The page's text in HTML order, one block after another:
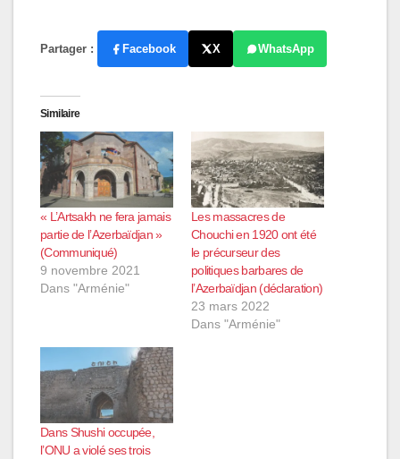
Partager : Facebook X WhatsApp
Similaire
« L’Artsakh ne fera jamais
partie de l’Azerbaïdjan »
(Communiqué)
9 novembre 2021
Dans "Arménie"
Les massacres de
Chouchi en 1920 ont été
le précurseur des
politiques barbares de
l’Azerbaïdjan (déclaration)
23 mars 2022
Dans "Arménie"
Dans Shushi occupée,
l’ONU a violé ses trois